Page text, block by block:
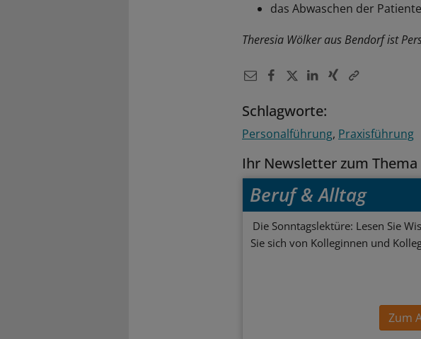
das Abwaschen der
Theresia Wölker aus Bendorf ist
Schlagworte:
Personalführung Praxisführung
Ihr Newsletter zum Thema
Beruf & Alltag
Die Sonntagslektüre: Lesen Sie
Sie sich von Kolleginnen und
Zum